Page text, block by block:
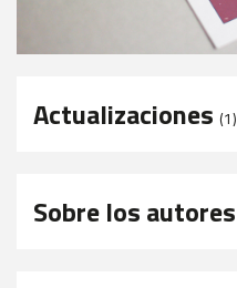
Actualizaciones (1)
Sobre los autores